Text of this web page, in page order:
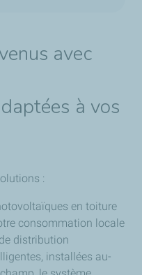
avec
à vos
:
en toiture
consommation locale
distribution
installées au-